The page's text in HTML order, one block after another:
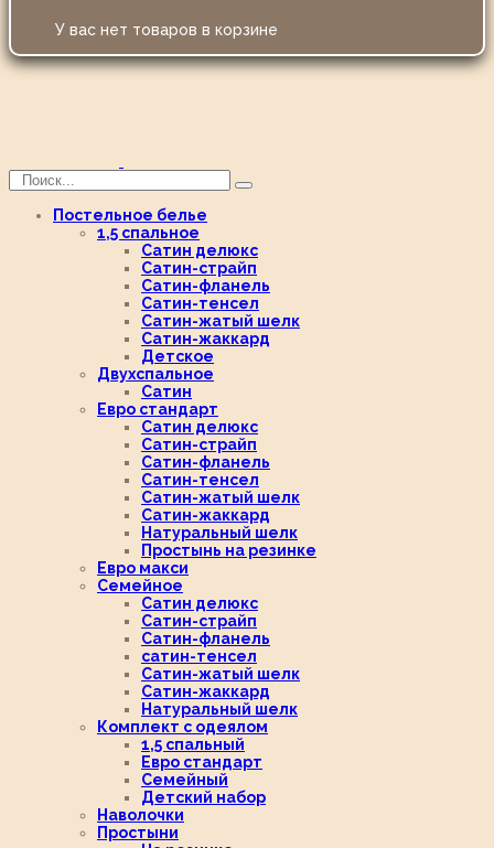
У вас нет товаров в корзине
Постельное белье
1,5 спальное
Сатин делюкс
Сатин-страйп
Сатин-фланель
Сатин-тенсел
Сатин-жатый шелк
Сатин-жаккард
Детское
Двухспальное
Сатин
Евро стандарт
Сатин делюкс
Сатин-страйп
Сатин-фланель
Сатин-тенсел
Сатин-жатый шелк
Сатин-жаккард
Натуральный шелк
Простынь на резинке
Евро макси
Семейное
Сатин делюкс
Сатин-страйп
Сатин-фланель
сатин-тенсел
Сатин-жатый шелк
Сатин-жаккард
Натуральный шелк
Комплект с одеялом
1,5 спальный
Евро стандарт
Семейный
Детский набор
Наволочки
Простыни